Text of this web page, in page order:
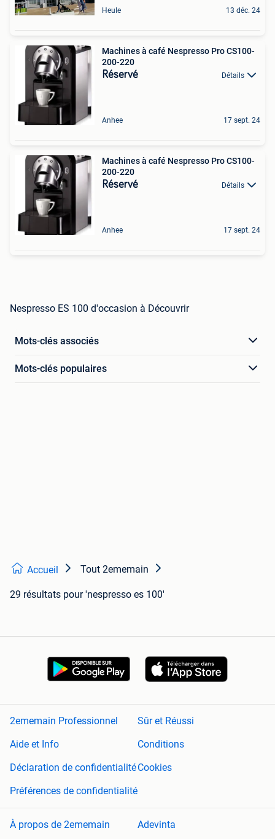
Heule 13 déc. 24
Machines à café Nespresso Pro CS100-
200-220
Réservé Détails
Anhee 17 sept. 24
Machines à café Nespresso Pro CS100-
200-220
Réservé Détails
Anhee 17 sept. 24
Nespresso ES 100 d'occasion à Découvrir
Mots-clés associés
Mots-clés populaires
Accueil Tout 2ememain
29 résultats pour 'nespresso es 100'
2ememain Professionnel
Sûr et Réussi
Aide et Info
Conditions
Déclaration de confidentialitéCookies
Préférences de confidentialité
À propos de 2ememain Adevinta